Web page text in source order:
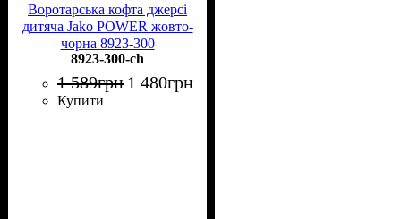
Воротарська кофта джерсі
дитяча Jako POWER жовто-
чорна 8923-300
8923-300-ch
1 589грн 1 480грн
Купити